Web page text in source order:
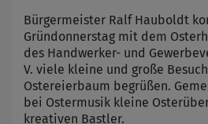
Bürgermeister Ralf Hauboldt
Gründonnerstag mit dem
des Handwerker- und
V. viele kleine und große
Ostereierbaum begrüßen.
bei Ostermusik kleine
kreativen Bastler.